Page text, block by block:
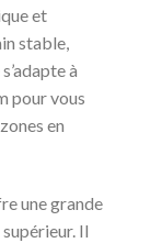
et
stable,
à
pour vous
en
une grande
Il